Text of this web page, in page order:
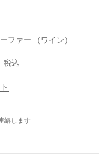
ファー （ワイン）
税込
絡します